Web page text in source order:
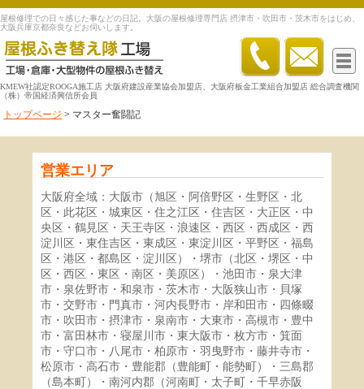
屋根修理での日々感じた事などの日記。大阪の屋根修理専門店 摂津市・吹田市・茨木市をはじめ、
大阪兵庫京都奈良などお伺いします。
KMEW社認定ROOGA施工店 大阪府建設産業協会加盟店、大阪府板金工業組合加盟店 総合調査機関
（株）帝国経済興信所会員
トップページ > マスター奮闘記
営業エリア
大阪府全域：大阪市（旭区・阿倍野区・生野区・北
区・此花区・城東区・住之江区・住吉区・大正区・中
央区・鶴見区・天王寺区・浪速区・西区・西成区・西
淀川区・東住吉区・東成区・東淀川区・平野区・福島
区・港区・都島区・淀川区）・堺市（北区・堺区・中
区・西区・東区・南区・美原区）・池田市・泉大津
市・泉佐野市・和泉市・茨木市・大阪狭山市・貝塚
市・交野市・門真市・河内長野市・岸和田市・四條畷
市・吹田市・摂津市・泉南市・大東市・高槻市・豊中
市・富田林市・寝屋川市・東大阪市・枚方市・箕面
市・守口市・八尾市・柏原市・羽曳野市・藤井寺市・
松原市・高石市・豊能郡（豊能町・能勢町）・三島郡
（島本町）・南河内郡（河南町・太子町・千早赤阪